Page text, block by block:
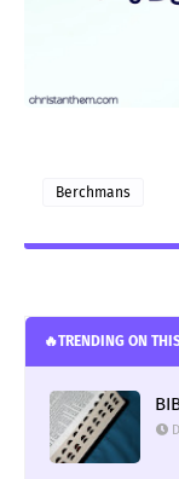
Berchmans
🔥TRENDING ON